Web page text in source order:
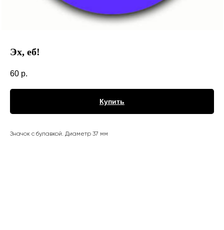
Эх, еб!
60 р.
Купить
Значок с булавкой. Диаметр 37 мм